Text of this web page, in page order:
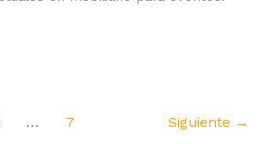
… 7 Siguiente →